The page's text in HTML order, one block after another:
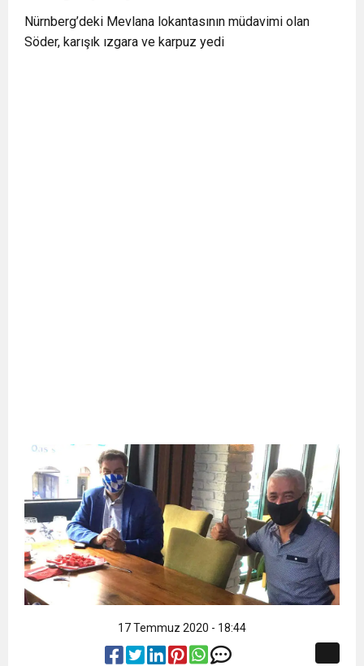
BULUŞUYOR
Nürnberg’deki Mevlana lokantasının müdavimi olan
Söder, karışık ızgara ve karpuz yedi
17 Temmuz 2020 - 18:44